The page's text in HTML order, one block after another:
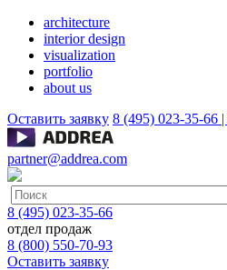
architecture
interior design
visualization
portfolio
about us
Оставить заявку 8 (495) 023-35-66 |
partner@addrea.com
8 (495) 023-35-66
отдел продаж
8 (800) 550-70-93
Оставить заявку